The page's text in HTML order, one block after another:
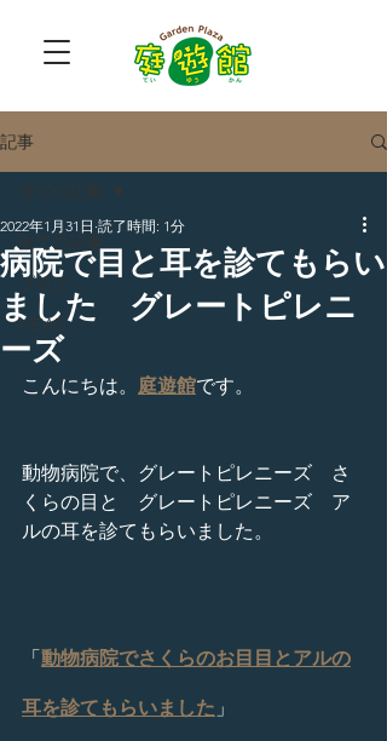
記事
全ての記事
ブログ
NEWS
病院で目と耳を診てもらい
ました グレートピレニ
ーズ
2022年1月31日 読了時間: 1分
こんにちは。 庭遊館です。
動物病院で、グレートピレニーズ　さ
くらの目と　グレートピレニーズ　ア
ルの耳を診てもらいました。
「動物病院でさくらのお目目とアルの
耳を診てもらいました 」